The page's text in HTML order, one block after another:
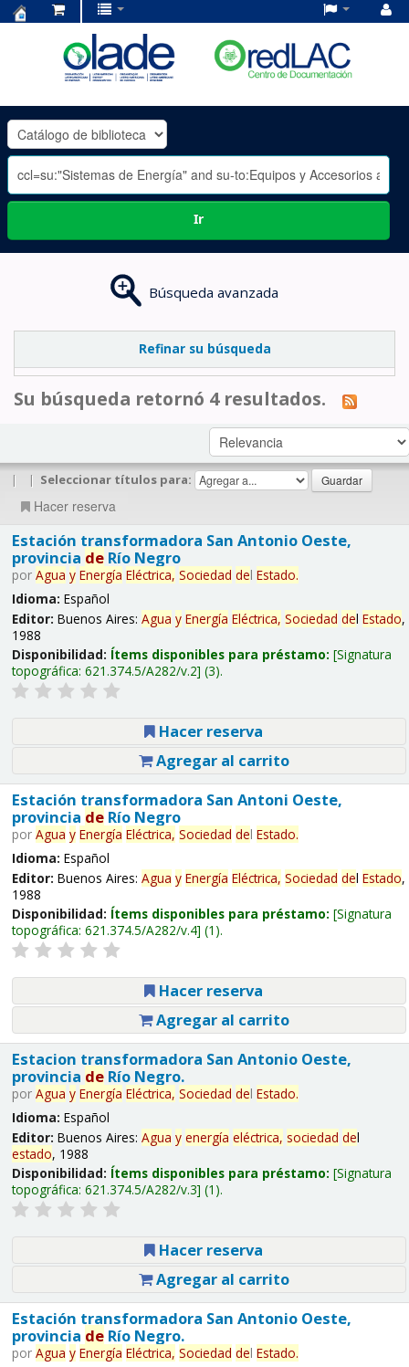
OLADE
-
Ir
Búsqueda avanzada
Refinar su búsqueda
Su búsqueda retornó 4 resultados.
| | Seleccionar títulos para:
Hacer reserva
Estación transformadora San Antonio Oeste,
provincia deRío Negro
por Agua y Energía Eléctrica, Sociedad del Estado.
Idioma: Español
Editor: Buenos Aires: Agua y Energía Eléctrica, Sociedad del Estado,
1988
Disponibilidad: Ítems disponibles para préstamo: Signatura
topográfica: 621.374.5/A282/v.2 (3).
Hacer reserva
Agregar al carrito
Estación transformadora San Antoni Oeste,
provincia deRío Negro
por Agua y Energía Eléctrica, Sociedad del Estado.
Idioma: Español
Editor: Buenos Aires: Agua y Energía Eléctrica, Sociedad del Estado,
1988
Disponibilidad: Ítems disponibles para préstamo: Signatura
topográfica: 621.374.5/A282/v.4 (1).
Hacer reserva
Agregar al carrito
Estacion transformadora San Antonio Oeste,
provincia deRío Negro.
por Agua y Energía Eléctrica, Sociedad del Estado.
Idioma: Español
Editor: Buenos Aires: Agua y energía eléctrica, sociedad del
estado, 1988
Disponibilidad: Ítems disponibles para préstamo: Signatura
topográfica: 621.374.5/A282/v.3 (1).
Hacer reserva
Agregar al carrito
Estación transformadora San Antonio Oeste,
provincia deRío Negro.
por Agua y Energía Eléctrica, Sociedad del Estado.